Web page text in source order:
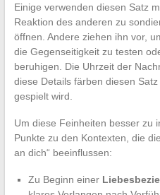
Einige verwenden diesen Satz
Reaktion des anderen zu
öffnen. Andere ziehen ihn vor,
die Gegenseitigkeit zu testen
beruhigen. Die Uhrzeit der
diese Details färben diesen
gespielt wird.
Um diese Feinheiten besser zu
Punkte zu den Kontexten, die
an dich“ beeinflussen:
Zu Beginn einer